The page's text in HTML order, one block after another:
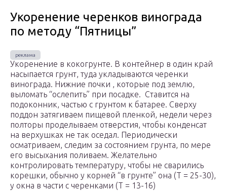
Укоренение черенков винограда
по методу “Пятницы”
Укоренение в кокогрунте. В контейнер в один край
насыпается грунт, туда укладываются черенки
винограда. Нижние почки , которые под землю,
выломать “ослепить” при посадке. Ставится на
подоконник, частью с грунтом к батарее. Сверху
поддон затягиваем пищевой пленкой, недели через
полторы проделываем отверстия, чтобы конденсат
на верхушках не так оседал. Периодически
осматриваем, следим за состоянием грунта, по мере
его высыхания поливаем. Желательно
контролировать температуру, чтобы не сварились
корешки, обычно у корней “в грунте” она (Т = 25-30),
у окна в части с черенками (Т = 13-16)